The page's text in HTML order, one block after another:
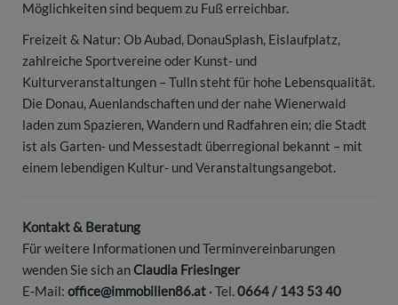
Möglichkeiten sind bequem zu Fuß erreichbar.
Freizeit & Natur: Ob Aubad, DonauSplash, Eislaufplatz,
zahlreiche Sportvereine oder Kunst- und
Kulturveranstaltungen – Tulln steht für hohe Lebensqualität.
Die Donau, Auenlandschaften und der nahe Wienerwald
laden zum Spazieren, Wandern und Radfahren ein; die Stadt
ist als Garten- und Messestadt überregional bekannt – mit
einem lebendigen Kultur- und Veranstaltungsangebot.
Kontakt & Beratung
Für weitere Informationen und Terminvereinbarungen
wenden Sie sich anClaudia Friesinger
E-Mail: office@immobilien86.at · Tel.0664 / 143 53 40